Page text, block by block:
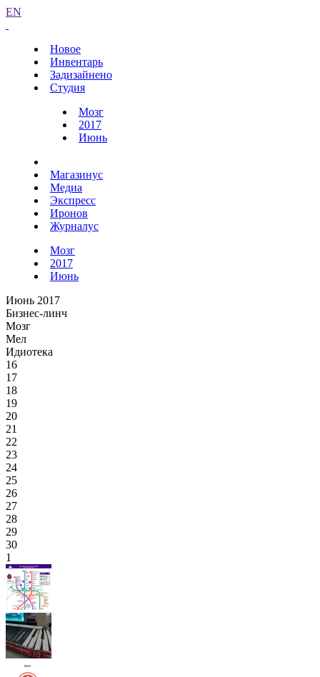
EN
Новое
Инвентарь
Задизайнено
Студия
Мозг
2017
Июнь
Магазинус
Медиа
Экспресс
Иронов
Журналус
Мозг
2017
Июнь
Июнь 2017
Бизнес-линч
Мозг
Мел
Идиотека
16
17
18
19
20
21
22
23
24
25
26
27
28
29
30
1